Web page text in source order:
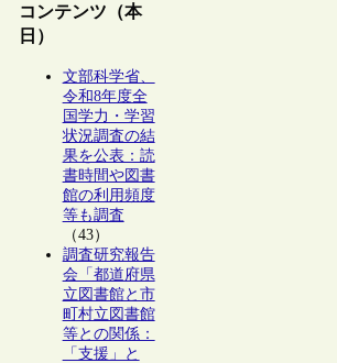
コンテンツ（本
日）
文部科学省、
令和8年度全
国学力・学習
状況調査の結
果を公表：読
書時間や図書
館の利用頻度
等も調査
（43）
調査研究報告
会「都道府県
立図書館と市
町村立図書館
等との関係：
「支援」と